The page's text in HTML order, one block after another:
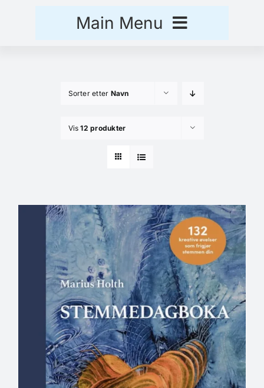
Main Menu
Sorter etter Navn
Vis12 produkter